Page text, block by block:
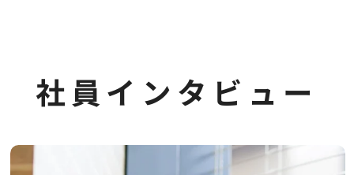
社 員 イ ン タ ビ ュ ー